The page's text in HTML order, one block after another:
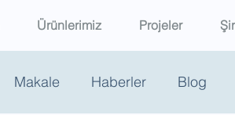
Ürünlerimiz Projeler
Makale Haberler Blog